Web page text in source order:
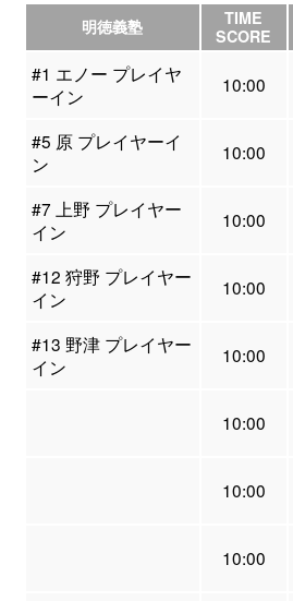
明徳義塾
TIME
SCORE
#1 エノー プレイヤ
ーイン
10:00
#5 原 プレイヤーイ
ン
10:00
#7 上野 プレイヤー
イン
10:00
#12 狩野 プレイヤー
イン
10:00
#13 野津 プレイヤー
イン
10:00
10:00
10:00
10:00